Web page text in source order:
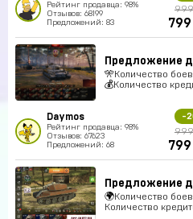
Рейтинг продавца: 98%
Отзывов: 68199
Предложений: 83
799
Предложение
🎌Количество
💰Количество
Daymos
Рейтинг продавца: 98%
Отзывов: 67623
Предложений: 68
-
799
Предложение
🌍Количество
Количество